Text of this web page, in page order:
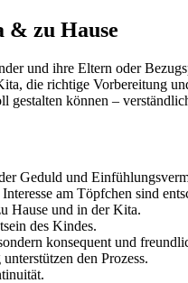
& zu Hause
und ihre Eltern oder
die richtige Vorbereitung
können –
Geduld und
am Töpfchen sind
Hause und in der Kita.
des Kindes.
konsequent und
den Prozess.